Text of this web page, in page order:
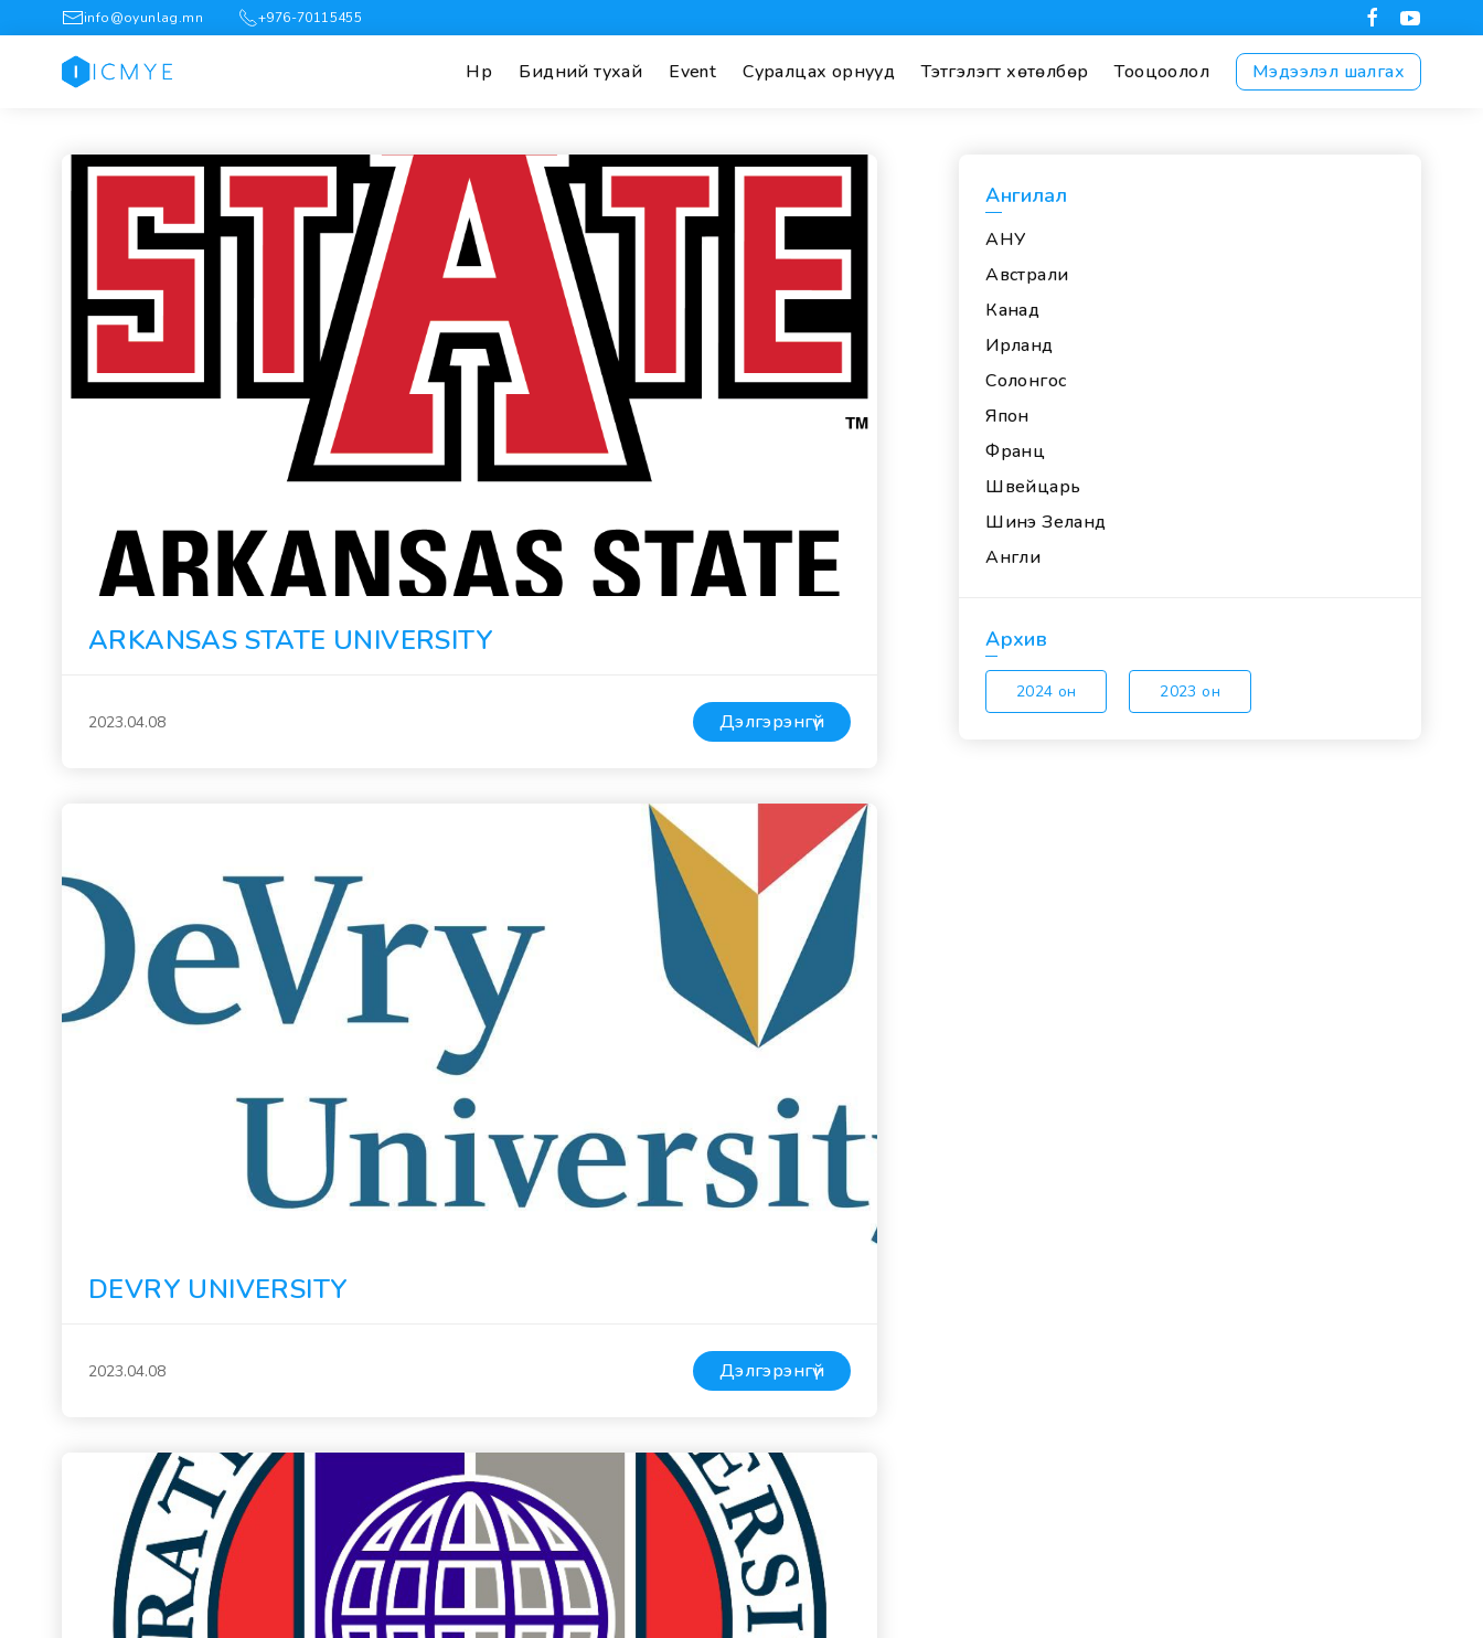
info@oyunlag.mn +976-70115455
Нүүр Бидний тухай Event Суралцах орнууд Тэтгэлэгт хөтөлбөр Тооцоолол Мэдээлэл шалгах
ARKANSAS STATE UNIVERSITY
2023.04.08 Дэлгэрэнгүй
DEVRY UNIVERSITY
2023.04.08 Дэлгэрэнгүй
Ангилал
АНУ
Австрали
Канад
Ирланд
Солонгос
Япон
Франц
Швейцарь
Шинэ Зеланд
Англи
Архив
2024 он 2023 он